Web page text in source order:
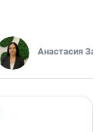
Анастасия